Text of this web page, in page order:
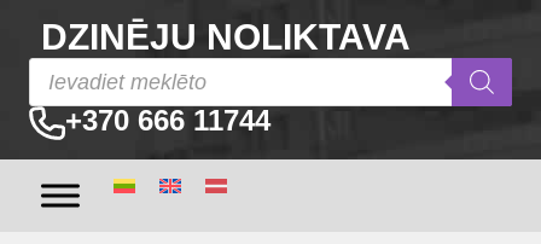
DZINĒJU NOLIKTAVA
+370 666 11744